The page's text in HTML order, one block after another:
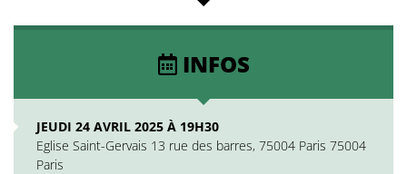
INFOS
JEUDI 24 AVRIL 2025 À 19H30
Eglise Saint-Gervais 13 rue des barres, 75004 Paris 75004
Paris